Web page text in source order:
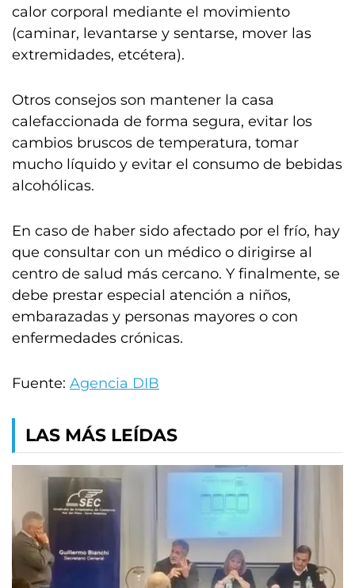
calor corporal mediante el movimiento
(caminar, levantarse y sentarse, mover las
extremidades, etcétera).
Otros consejos son mantener la casa
calefaccionada de forma segura, evitar los
cambios bruscos de temperatura, tomar
mucho líquido y evitar el consumo de bebidas
alcohólicas.
En caso de haber sido afectado por el frío, hay
que consultar con un médico o dirigirse al
centro de salud más cercano. Y finalmente, se
debe prestar especial atención a niños,
embarazadas y personas mayores o con
enfermedades crónicas.
Fuente: Agencia DIB
LAS MÁS LEÍDAS